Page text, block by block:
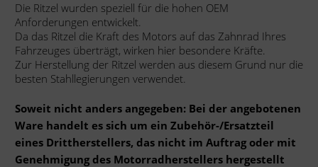
Die Ritzel wurden speziell für die hohen OEM
Anforderungen entwickelt.
Da das Ritzel die Kraft des Motors auf das Zahnrad Ihres
Fahrzeuges überträgt, wirken hier besondere Kräfte.
Zur Herstellung der Ritzel werden aus diesem Grund nur die
besten Stahllegierungen verwendet.
Soweit nicht anders angegeben: Bei der angebotenen
Ware handelt es sich um ein Zubehör-/Ersatzteil
eines Drittherstellers, das nicht im Auftrag oder mit
Genehmigung des Motorradherstellers hergestellt